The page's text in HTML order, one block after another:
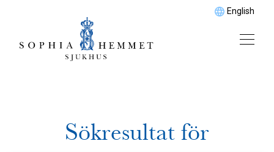
English
Sökresultat för